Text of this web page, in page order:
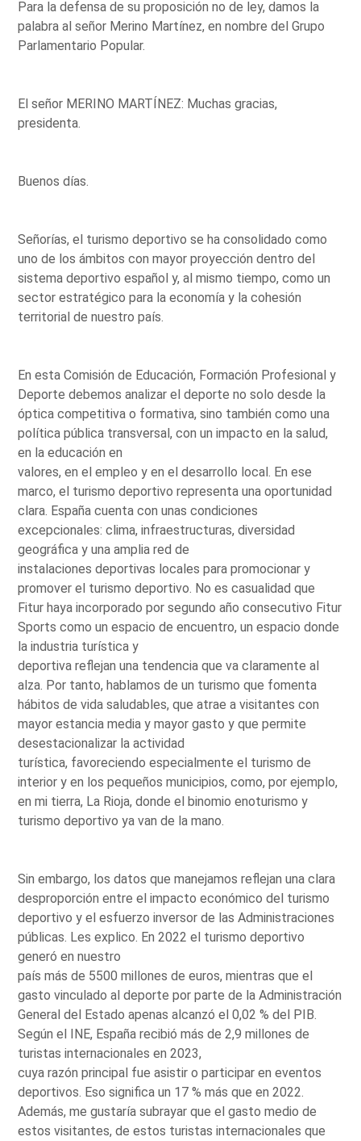
Para la defensa de su proposición no de ley, damos la
palabra al señor Merino Martínez, en nombre del Grupo
Parlamentario Popular.
El señor MERINO MARTÍNEZ: Muchas gracias,
presidenta.
Buenos días.
Señorías, el turismo deportivo se ha consolidado como
uno de los ámbitos con mayor proyección dentro del
sistema deportivo español y, al mismo tiempo, como un
sector estratégico para la economía y la cohesión
territorial de nuestro país.
En esta Comisión de Educación, Formación Profesional y
Deporte debemos analizar el deporte no solo desde la
óptica competitiva o formativa, sino también como una
política pública transversal, con un impacto en la salud,
en la educación en
valores, en el empleo y en el desarrollo local. En ese
marco, el turismo deportivo representa una oportunidad
clara. España cuenta con unas condiciones
excepcionales: clima, infraestructuras, diversidad
geográfica y una amplia red de
instalaciones deportivas locales para promocionar y
promover el turismo deportivo. No es casualidad que
Fitur haya incorporado por segundo año consecutivo Fitur
Sports como un espacio de encuentro, un espacio donde
la industria turística y
deportiva reflejan una tendencia que va claramente al
alza. Por tanto, hablamos de un turismo que fomenta
hábitos de vida saludables, que atrae a visitantes con
mayor estancia media y mayor gasto y que permite
desestacionalizar la actividad
turística, favoreciendo especialmente el turismo de
interior y en los pequeños municipios, como, por ejemplo,
en mi tierra, La Rioja, donde el binomio enoturismo y
turismo deportivo ya van de la mano.
Sin embargo, los datos que manejamos reflejan una clara
desproporción entre el impacto económico del turismo
deportivo y el esfuerzo inversor de las Administraciones
públicas. Les explico. En 2022 el turismo deportivo
generó en nuestro
país más de 5500 millones de euros, mientras que el
gasto vinculado al deporte por parte de la Administración
General del Estado apenas alcanzó el 0,02 % del PIB.
Según el INE, España recibió más de 2,9 millones de
turistas internacionales en 2023,
cuya razón principal fue asistir o participar en eventos
deportivos. Eso significa un 17 % más que en 2022.
Además, me gustaría subrayar que el gasto medio de
estos visitantes, de estos turistas internacionales que